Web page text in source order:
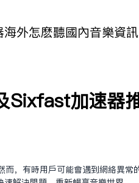
海外怎麽聽國內音樂資訊
Sixfast加速器
，有时用户可能会遇到网络异